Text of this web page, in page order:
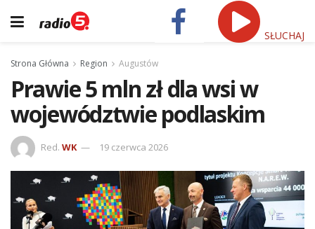
SŁUCHAJ
Strona Główna Region Augustów
Prawie 5 mln zł dla wsi w
województwie podlaskim
Red. WK 19 czerwca 2026